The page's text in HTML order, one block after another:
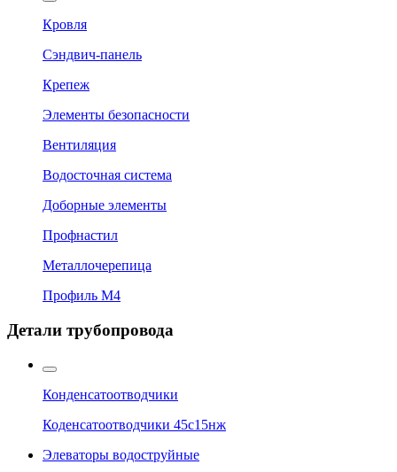
Кровля
Сэндвич-панель
Крепеж
Элементы безопасности
Вентиляция
Водосточная система
Доборные элементы
Профнастил
Металлочерепица
Профиль М4
Детали трубопровода
Конденсатоотводчики
Коденсатоотводчики 45с15нж
Элеваторы водоструйные